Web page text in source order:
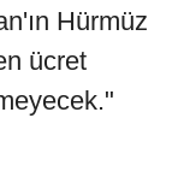
Hürmüz
ücret